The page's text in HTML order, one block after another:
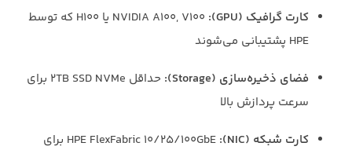
کارت گرافیک (GPU):
NVIDIA A100, V100 یا H100 که توسط
HPE پشتیبانی می‌شوند
فضای ذخیره‌سازی (Storage):
حداقل ۲TB SSD NVMe برای
سرعت پردازش بالا
کارت شبکه (NIC):
HPE FlexFabric 10/25/100GbE برای